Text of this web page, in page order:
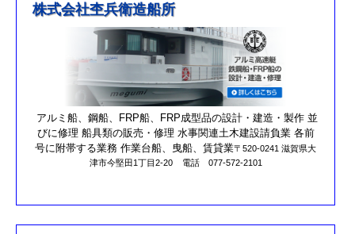
R3/4/11釣果情報更新しました
R3/2/27果情報更新しました
R2/8/29果情報更新しました
営業時間を更新しました。
第17回オーナーズカップを更新しました。
R元/10/25クラブハウスのリニューアルが完了しました。
R元/8/25果情報更新しました
株式会社杢兵衛造船所
アルミ船、鋼船、FRP船、FRP成型品の設計・建造・製作 並
びに修理 船具類の販売・修理 水事関連土木建設請負業 各前
号に附帯する業務 作業台船、曳船、賃貸業〒520-0241 滋賀県大
津市今堅田1丁目2-20
電話 077-572-2101